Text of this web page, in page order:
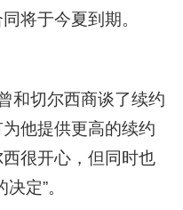
将于今夏到期。
和切尔西商谈了续约
他提供更高的续约
很开心，但同时也
定”。